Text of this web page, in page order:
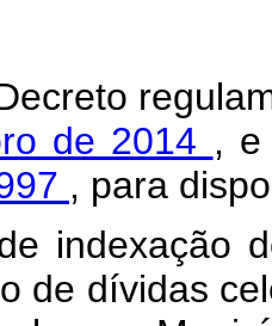
de 2014 ,
, para
indexação
de dívidas